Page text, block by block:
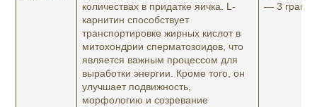
количествах в придатке яичка. L-
карнитин способствует
транспортировке жирных кислот в
митохондрии сперматозоидов, что
является важным процессом для
выработки энергии. Кроме того, он
улучшает подвижность,
морфологию и созревание
— 3